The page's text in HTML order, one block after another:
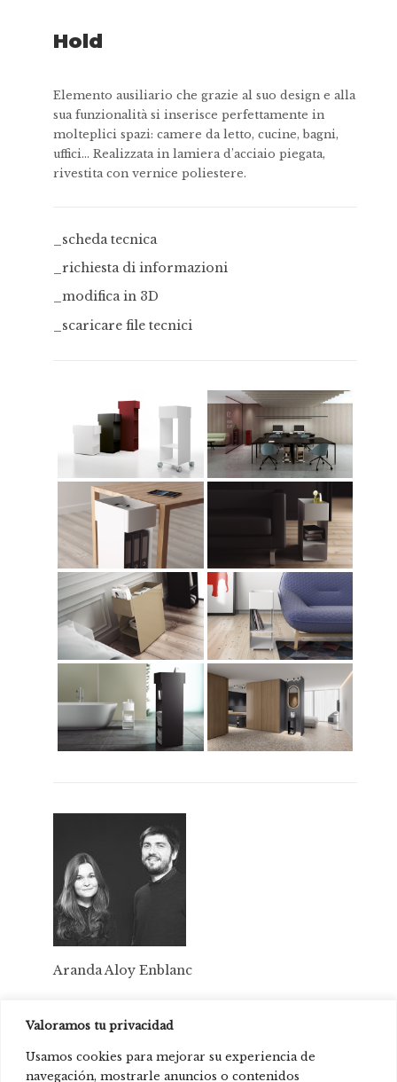
Valoramos tu privacidad
Usamos cookies para mejorar su experiencia de
navegación, mostrarle anuncios o contenidos
Hold
Elemento ausiliario che grazie al suo design e alla
sua funzionalità si inserisce perfettamente in
molteplici spazi: camere da letto, cucine, bagni,
uffici… Realizzata in lamiera d’acciaio piegata,
rivestita con vernice poliestere.
_scheda tecnica
_richiesta di informazioni
_modifica in 3D
_scaricare file tecnici
Aranda Aloy Enblanc
Prodotti presente in:
Sixty two Hotel, Barcellona, Spagna.